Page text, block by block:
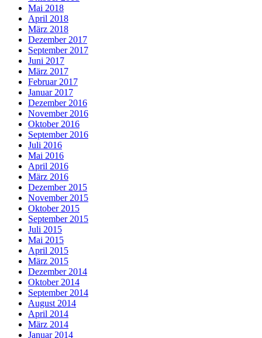
Mai 2018
April 2018
März 2018
Dezember 2017
September 2017
Juni 2017
März 2017
Februar 2017
Januar 2017
Dezember 2016
November 2016
Oktober 2016
September 2016
Juli 2016
Mai 2016
April 2016
März 2016
Dezember 2015
November 2015
Oktober 2015
September 2015
Juli 2015
Mai 2015
April 2015
März 2015
Dezember 2014
Oktober 2014
September 2014
August 2014
April 2014
März 2014
Januar 2014